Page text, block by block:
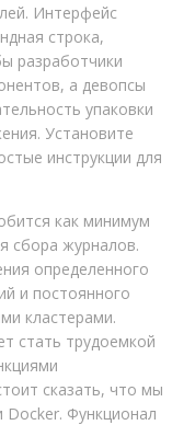
Интерфейс
строка,
разработчики
а девопсы
упаковки
Установите
инструкции для
как минимум
сбора журналов.
определенного
и постоянного
кластерами.
стать трудоемкой
сказать, что мы
Docker. Функционал